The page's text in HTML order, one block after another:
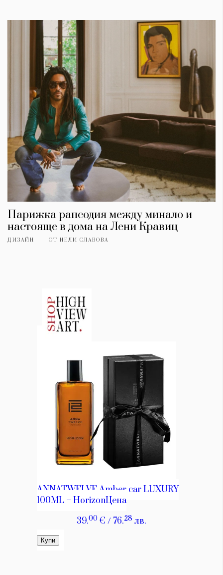
Парижка рапсодия между минало и
настояще в дома на Лени Кравиц
ДИЗАЙН ОТ НЕЛИ СЛАВОВА